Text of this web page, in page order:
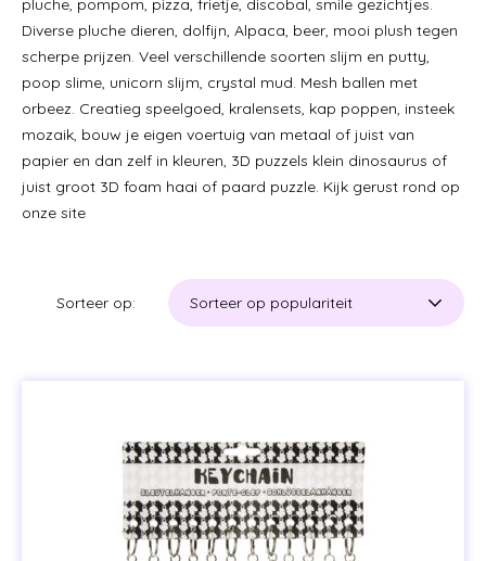
pluche, pompom, pizza, frietje, discobal, smile gezichtjes.
Diverse pluche dieren, dolfijn, Alpaca, beer, mooi plush tegen
scherpe prijzen. Veel verschillende soorten slijm en putty,
poop slime, unicorn slijm, crystal mud. Mesh ballen met
orbeez. Creatieg speelgoed, kralensets, kap poppen, insteek
mozaik, bouw je eigen voertuig van metaal of juist van
papier en dan zelf in kleuren, 3D puzzels klein dinosaurus of
juist groot 3D foam haai of paard puzzle. Kijk gerust rond op
onze site
Sorteer op: